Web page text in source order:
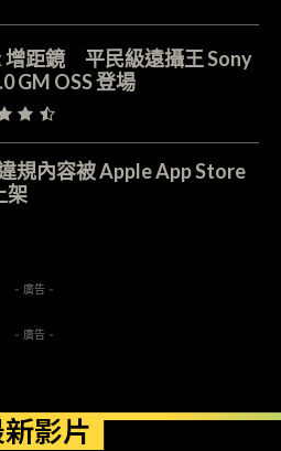
增距鏡 平民級遠攝王 Sony
GM OSS 登場
規內容被 Apple App Store
架
- 廣告 -
- 廣告 -
影片